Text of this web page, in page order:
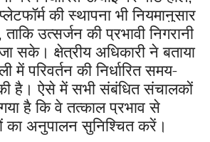
की स्थापना भी नियमानुसार
,ताकि उत्सर्जन की प्रभावी निगरानी
सके। क्षेत्रीय अधिकारी ने बताया
में परिवर्तन की निर्धारित समय-
है। ऐसे में सभी संबंधित संचालकों
गया है कि वे तत्काल प्रभाव से
का अनुपालन सुनिश्चित करें।